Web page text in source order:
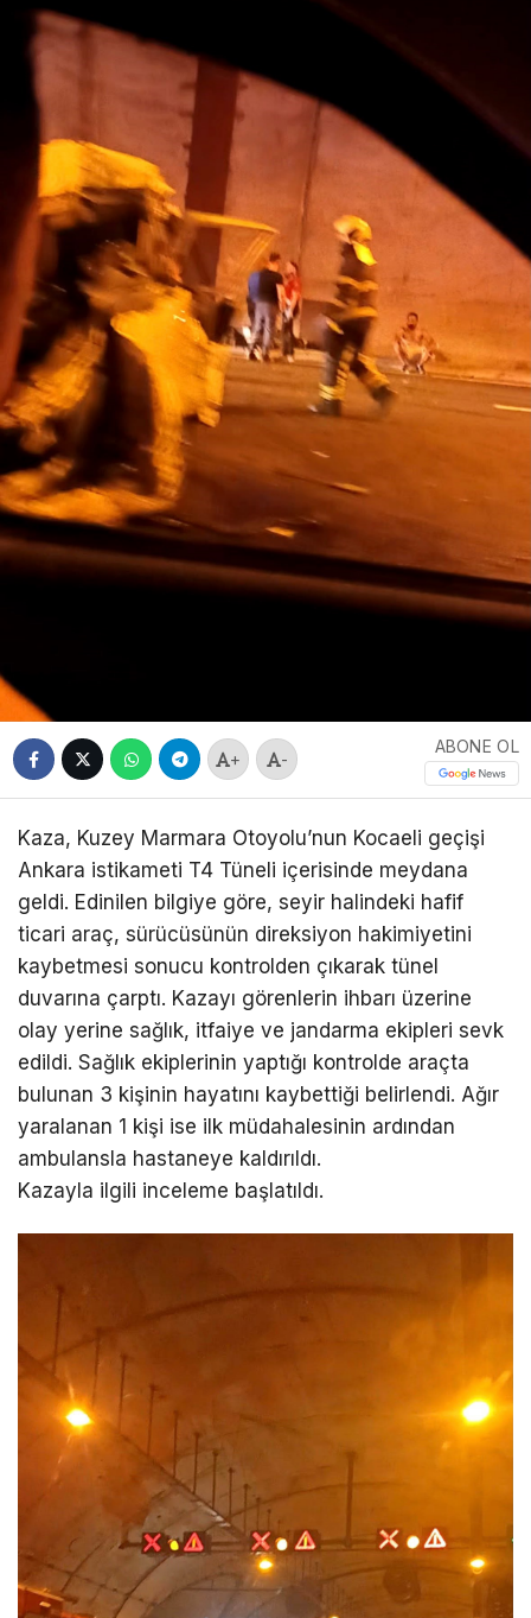
+ -
ABONE OL
Kaza, Kuzey Marmara Otoyolu’nun Kocaeli geçişi
Ankara istikameti T4 Tüneli içerisinde meydana
geldi. Edinilen bilgiye göre, seyir halindeki hafif
ticari araç, sürücüsünün direksiyon hakimiyetini
kaybetmesi sonucu kontrolden çıkarak tünel
duvarına çarptı. Kazayı görenlerin ihbarı üzerine
olay yerine sağlık, itfaiye ve jandarma ekipleri sevk
edildi. Sağlık ekiplerinin yaptığı kontrolde araçta
bulunan 3 kişinin hayatını kaybettiği belirlendi. Ağır
yaralanan 1 kişi ise ilk müdahalesinin ardından
ambulansla hastaneye kaldırıldı.
Kazayla ilgili inceleme başlatıldı.